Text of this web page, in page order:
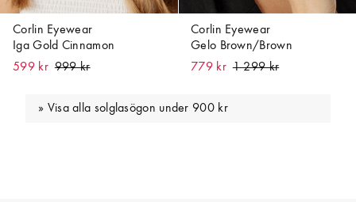
Corlin Eyewear
Iga Gold Cinnamon
599 kr
Corlin Eyewear
Gelo Brown/Brown
779 kr
Visa alla solglasögon under 900 kr